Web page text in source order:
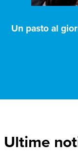
Un pasto al
Ultime